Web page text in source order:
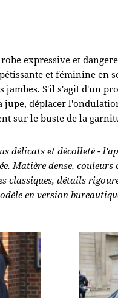
expressive et
et féminine en
jambes. S'il s'agit d'un
jupe, déplacer
sur le buste de la
délicats et décolleté -
Matière dense, couleurs
classiques, détails
en version